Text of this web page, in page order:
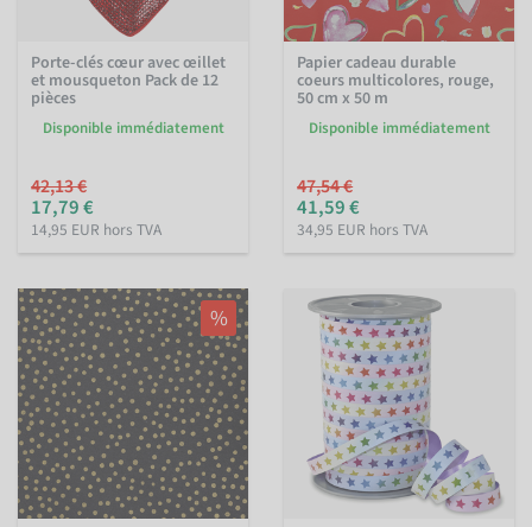
Porte-clés cœur avec œillet
et mousqueton Pack de 12
pièces
Disponible immédiatement
42,13 €
17,79 €
14,95 EUR hors TVA
Papier cadeau durable
coeurs multicolores, rouge,
50 cm x 50 m
Disponible immédiatement
47,54 €
41,59 €
34,95 EUR hors TVA
%